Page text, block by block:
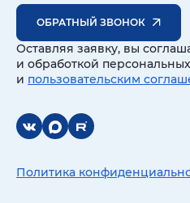
ОБРАТНЫЙ ЗВОНОК
Оставляя заявку, вы
и обработкой
и пользовательским
Политика